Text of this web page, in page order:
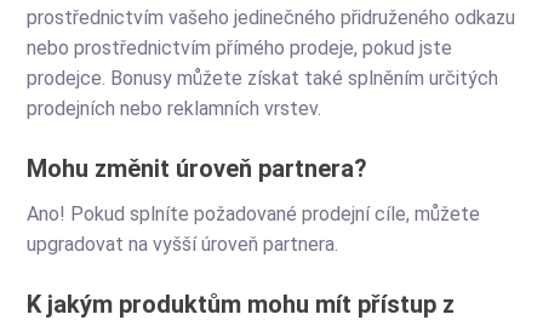
prostřednictvím vašeho jedinečného přidruženého odkazu
nebo prostřednictvím přímého prodeje, pokud jste
prodejce. Bonusy můžete získat také splněním určitých
prodejních nebo reklamních vrstev.
Mohu změnit úroveň partnera?
Ano! Pokud splníte požadované prodejní cíle, můžete
upgradovat na vyšší úroveň partnera.
K jakým produktům mohu mít přístup z